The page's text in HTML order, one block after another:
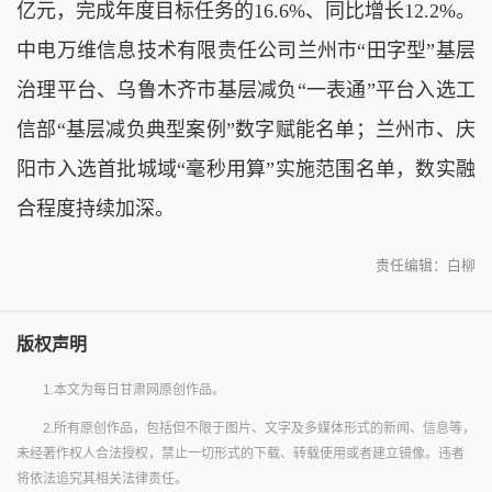
亿元，完成年度目标任务的16.6%、同比增长12.2%。
中电万维信息技术有限责任公司兰州市“田字型”基层
治理平台、乌鲁木齐市基层减负“一表通”平台入选工
信部“基层减负典型案例”数字赋能名单；兰州市、庆
阳市入选首批城域“毫秒用算”实施范围名单，数实融
合程度持续加深。
责任编辑：白柳
版权声明
1.本文为每日甘肃网原创作品。
2.所有原创作品，包括但不限于图片、文字及多媒体形式的新闻、信息等，
未经著作权人合法授权，禁止一切形式的下载、转载使用或者建立镜像。违者
将依法追究其相关法律责任。